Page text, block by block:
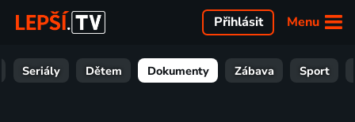
Menu
Přihlásit
Seriály Dětem Dokumenty Zábava Sport